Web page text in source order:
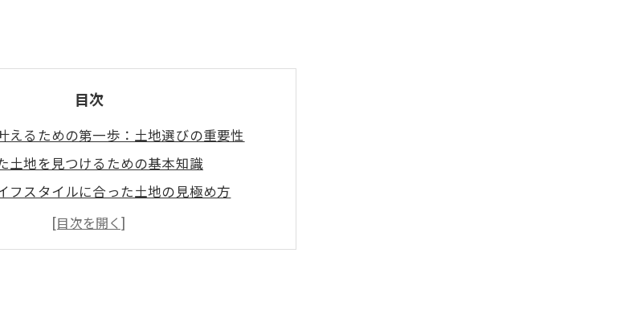
目次
えるための第一歩：土地選びの重要性
土地を見つけるための基本知識
フスタイルに合った土地の見極め方
技：失敗しないためのポイント
新築を建てるための最終ステップ
土地選びの全貌：あなたの未来を見据えて